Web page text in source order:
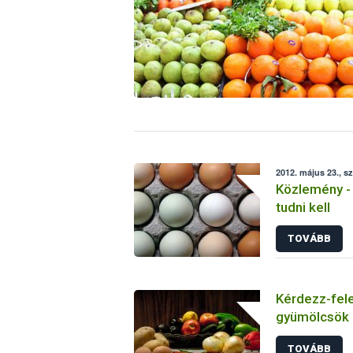
2012. május 23.,
Közlemény
tudni kell
TOVÁBB
Kérdezz-
TOVÁBB